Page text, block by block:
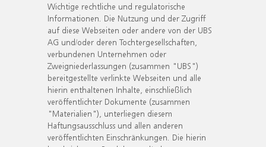
Wichtige rechtliche und regulatorische
Informationen. Die Nutzung und der Zugriff
auf diese Webseiten oder andere von der UBS
AG und/oder deren Tochtergesellschaften,
verbundenen Unternehmen oder
Zweigniederlassungen (zusammen "UBS")
bereitgestellte verlinkte Webseiten und alle
hierin enthaltenen Inhalte, einschließlich
veröffentlichter Dokumente (zusammen
"Materialien"), unterliegen diesem
Haftungsausschluss und allen anderen
veröffentlichten Einschränkungen. Die hierin